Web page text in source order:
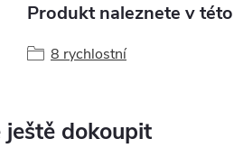
Produkt naleznete v
8 rychlostní
dokoupit